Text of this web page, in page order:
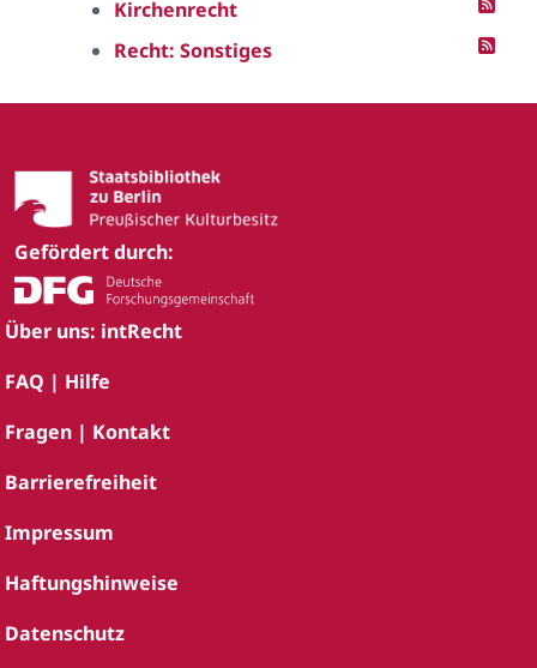
Kirchenrecht
Recht: Sonstiges
Gefördert durch:
Über uns: intRecht
FAQ | Hilfe
Fragen | Kontakt
Barrierefreiheit
Impressum
Haftungshinweise
Datenschutz